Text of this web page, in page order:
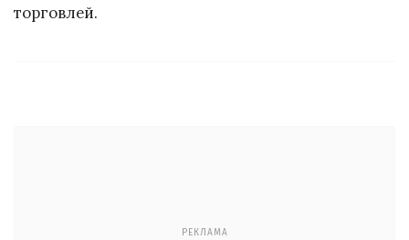
торговлей.
РЕКЛАМА